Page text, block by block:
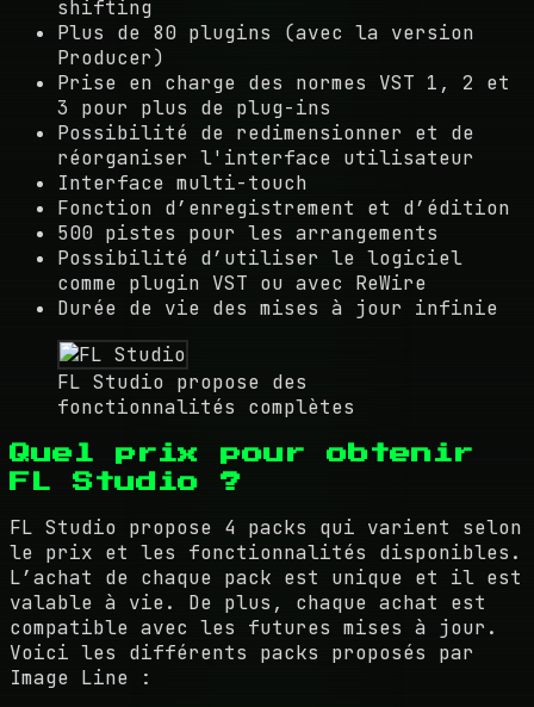
shifting
Plus de 80 plugins (avec la version
Producer)
Prise en charge des normes VST 1, 2 et
3 pour plus de plug-ins
Possibilité de redimensionner et de
réorganiser l'interface utilisateur
Interface multi-touch
Fonction d’enregistrement et d’édition
500 pistes pour les arrangements
Possibilité d’utiliser le logiciel
comme plugin VST ou avec ReWire
Durée de vie des mises à jour infinie
FL Studio propose des
fonctionnalités complètes
Quel prix pour obtenir
FL Studio ?
FL Studio propose 4 packs qui varient selon
le prix et les fonctionnalités disponibles.
L’achat de chaque pack est unique et il est
valable à vie. De plus, chaque achat est
compatible avec les futures mises à jour.
Voici les différents packs proposés par
Image Line :